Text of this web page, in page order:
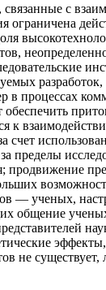
с
ограничена
в процессах
к
счет
— ученых,
общение
не